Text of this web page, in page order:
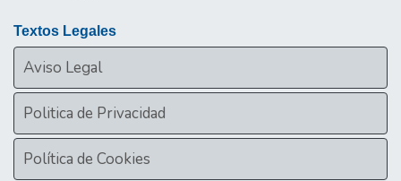
Textos Legales
Aviso Legal
Politica de Privacidad
Política de Cookies